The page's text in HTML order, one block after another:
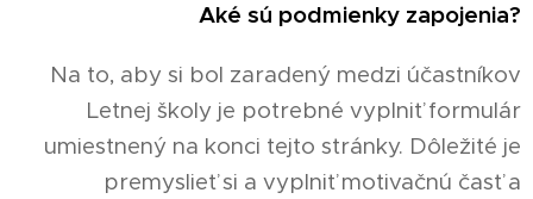
Aké sú podmienky zapojenia?
Na to, aby si bol zaradený medzi účastníkov
Letnej školy je potrebné vyplniť formulár
umiestnený na konci tejto stránky. Dôležité je
premyslieť si a vyplniť motivačnú časť a